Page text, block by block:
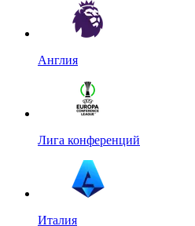
Англия
Лига конференций
Италия